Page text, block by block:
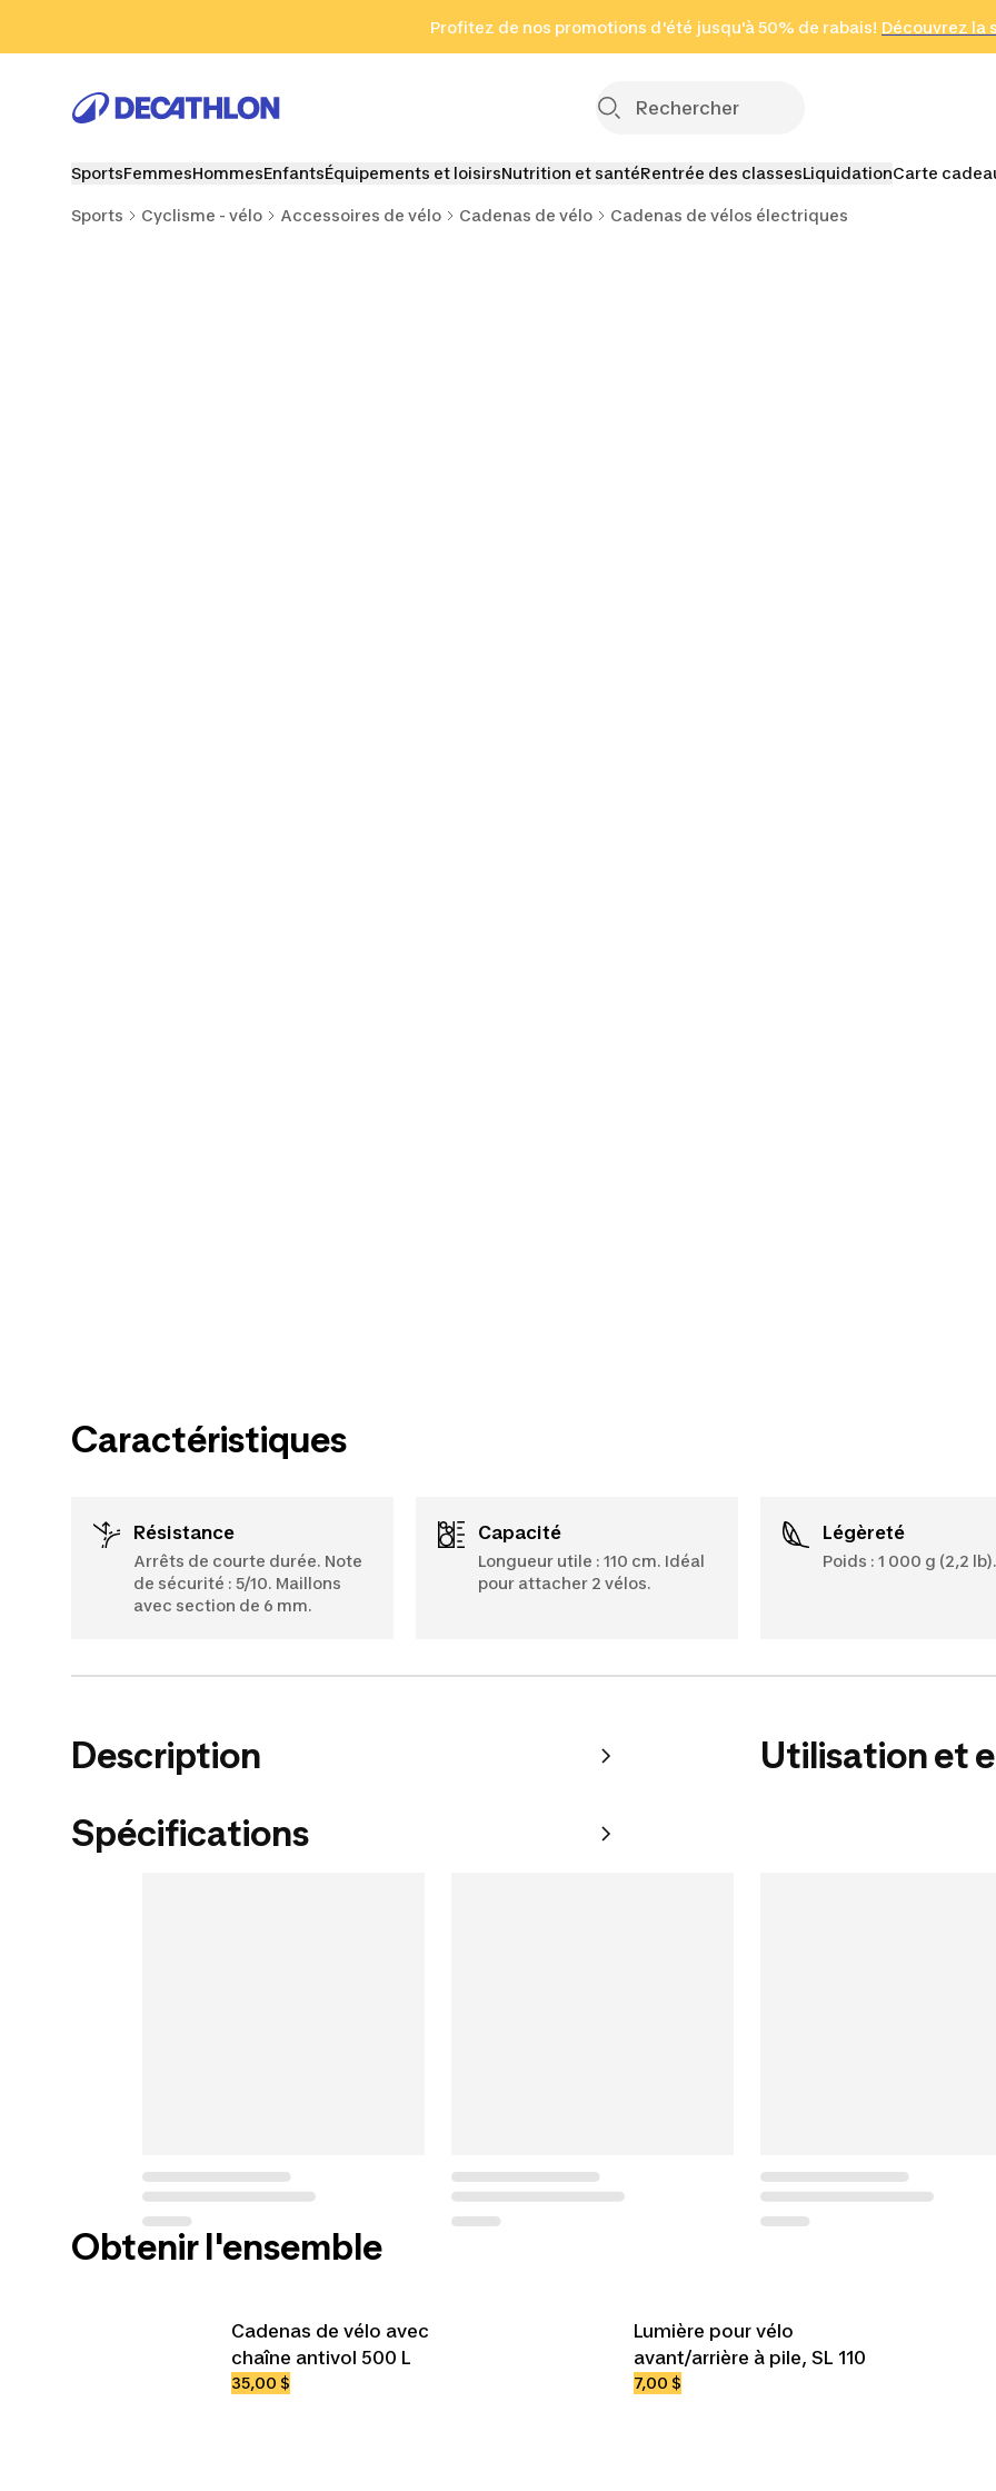
Aller au pied de page
Profitez de nos promotions d'été jusqu'à 50% de rabais! Découvrez la
Cliquez ici
en seulement 2
(Zones sélectionnées)
SportsFemmesHommesEnfantsÉquipements et loisirsNutrition et santéRentrée des classesLiquidationCarte
Sports Cyclisme - vélo Accessoires de vélo Cadenas de vélo Cadenas de vélos électriques
Caractéristiques
Résistance
Arrêts de courte durée. Note
de sécurité : 5/10. Maillons
avec section de 6 mm.
Capacité
Longueur utile : 110 cm. Idéal
pour attacher 2 vélos.
Légèreté
Poids : 1 000 g (2,2 lb).
Description
Spécifications
Utilisation et
Obtenir l'ensemble
Cadenas de vélo avec
chaîne antivol 500 L
35,00 $
Lumière pour vélo
avant/arrière à pile, SL 110
7,00 $